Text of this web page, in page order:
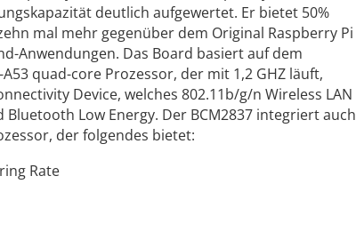
deutlich aufgewertet. Er bietet 50%
mal mehr gegenüber dem Original Raspberry Pi
Anwendungen. Das Board basiert auf dem
quad-core Prozessor, der mit 1,2 GHZ läuft,
Device, welches 802.11b/g/n Wireless LAN
Low Energy. Der BCM2837 integriert auch
der folgendes bietet:
Rate